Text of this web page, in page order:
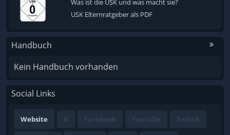
Was ist die USK und was macht sie?
USK Elternratgeber als PDF
Handbuch
Kein Handbuch vorhanden
Social Links
Website X Facebook Youtube Twitch